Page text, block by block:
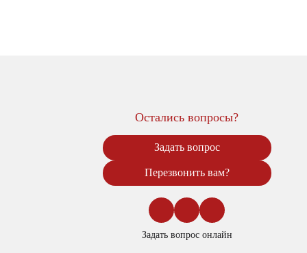
Остались вопросы?
Задать вопрос
Перезвонить вам?
Задать вопрос онлайн